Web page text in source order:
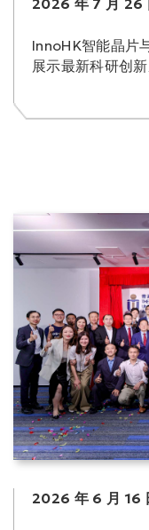
InnoHK智能晶片
展示最新科研创
2026 年 6 月 16